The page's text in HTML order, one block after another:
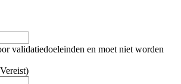
validatiedoeleinden en moet niet worden